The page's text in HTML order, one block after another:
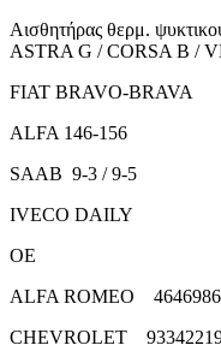
Αισθητήρας θερμ.
ASTRA G / CORSA B /
FIAT BRAVO-BRAVA
ALFA 146-156
SAAB 9-3 / 9-5
IVECO DAILY
OE
ALFA ROMEO
CHEVROLET